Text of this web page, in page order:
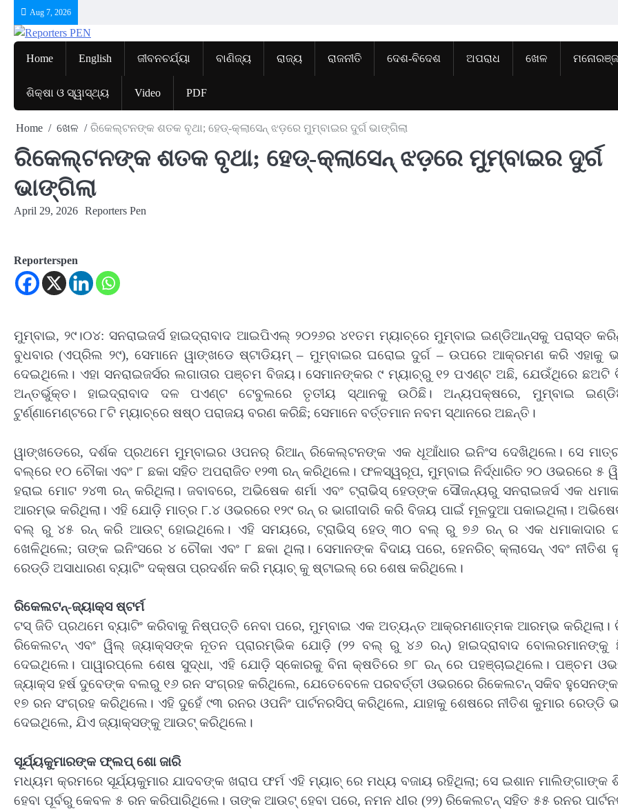
content
Aug 7, 2026
Home English ଜୀବନଚର୍ଯ୍ୟା ବାଣିଜ୍ୟ ରାଜ୍ୟ ରାଜନୀତି ଦେଶ-ବିଦେଶ ଅପରାଧ ଖେଳ
ଶିକ୍ଷା ଓ ସ୍ୱାସ୍ଥ୍ୟ Video PDF
Home ଖେଳ ରିକେଲ୍ଟନଙ୍କ ଶତକ ବୃଥା; ହେଡ୍‌-କ୍ଲାସେନ୍‌ ଝଡ଼ରେ ମୁମ୍ବାଇର ଦୁର୍ଗ ଭାଙ୍ଗିଲା
ରିକେଲ୍ଟନଙ୍କ ଶତକ ବୃଥା; ହେଡ୍‌-କ୍ଲାସେନ୍‌ ଝଡ଼ରେ ମୁମ୍ବାଇର ଦୁର୍ଗ
ଭାଙ୍ଗିଲା
April 29, 2026 Reporters Pen
Reporterspen
ମୁମ୍ବାଇ, ୨୯।୦୪: ସନରାଇଜର୍ସ ହାଇଦ୍ରାବାଦ ଆଇପିଏଲ୍‌ ୨୦୨୬ର ୪୧ତମ ମ୍ୟାଚ୍‌ରେ ମୁମ୍ବାଇ ଇଣ୍ଡିଆନ୍ସକୁ ପରାସ୍ତ
ବୁଧବାର (ଏପ୍ରିଲ ୨୯), ସେମାନେ ୱାଙ୍ଖଡେ ଷ୍ଟାଡିୟମ୍‌ – ମୁମ୍ବାଇର ଘରୋଇ ଦୁର୍ଗ – ଉପରେ ଆକ୍ରମଣ କରି ଏହାକୁ
ଦେଇଥିଲେ। ଏହା ସନରାଇଜର୍ସର ଲଗାତାର ପଞ୍ଚମ ବିଜୟ। ସେମାନଙ୍କର ୯ ମ୍ୟାଚ୍‌ରୁ ୧୨ ପଏଣ୍ଟ ଅଛି, ଯେଉଁଥିରେ ଛଅଟି
ଅନ୍ତର୍ଭୁକ୍ତ। ହାଇଦ୍ରାବାଦ ଦଳ ପଏଣ୍ଟ ଟେବୁଲରେ ତୃତୀୟ ସ୍ଥାନକୁ ଉଠିଛି। ଅନ୍ୟପକ୍ଷରେ, ମୁମ୍ବାଇ
ଟୁର୍ଣ୍ଣାମେଣ୍ଟରେ ୮ଟି ମ୍ୟାଚ୍‌ରେ ଷଷ୍ଠ ପରାଜୟ ବରଣ କରିଛି; ସେମାନେ ବର୍ତ୍ତମାନ ନବମ ସ୍ଥାନରେ ଅଛନ୍ତି।
ୱାଙ୍ଖଡେରେ, ଦର୍ଶକ ପ୍ରଥମେ ମୁମ୍ବାଇର ଓପନର୍‌ ରିଆନ୍‌ ରିକେଲ୍ଟନଙ୍କ ଏକ ଧୂଆଁଧାର ଇନିଂସ ଦେଖିଥିଲେ। ସେ
ବଲ୍‌ରେ ୧୦ ଚୌକା ଏବଂ ୮ ଛକା ସହିତ ଅପରାଜିତ ୧୨୩ ରନ୍‌ କରିଥିଲେ। ଫଳସ୍ୱରୂପ, ମୁମ୍ବାଇ ନିର୍ଦ୍ଧାରିତ ୨୦ ଓଭରରେ ୫
ହରାଇ ମୋଟ ୨୪୩ ରନ୍‌ କରିଥିଲା। ଜବାବରେ, ଅଭିଷେକ ଶର୍ମା ଏବଂ ଟ୍ରାଭିସ୍‌ ହେଡ୍‌ଙ୍କ ସୌଜନ୍ୟରୁ ସନରାଇଜର୍ସ ଏକ
ଆରମ୍ଭ କରିଥିଲା। ଏହି ଯୋଡ଼ି ମାତ୍ର ୮.୪ ଓଭରରେ ୧୨୯ ରନ୍‌ ର ଭାଗୀଦାରି କରି ବିଜୟ ପାଇଁ ମୂଳଦୁଆ ପକାଇଥିଲା।
ବଲ୍‌ ରୁ ୪୫ ରନ୍‌ କରି ଆଉଟ୍‌ ହୋଇଥିଲେ। ଏହି ସମୟରେ, ଟ୍ରାଭିସ୍‌ ହେଡ୍‌ ୩୦ ବଲ୍‌ ରୁ ୭୬ ରନ୍‌ ର ଏକ ଧମାକାଦାର
ଖେଳିଥିଲେ; ତାଙ୍କ ଇନିଂସରେ ୪ ଚୌକା ଏବଂ ୮ ଛକା ଥିଲା। ସେମାନଙ୍କ ବିଦାୟ ପରେ, ହେନରିଚ୍‌ କ୍ଲାସେନ୍‌ ଏବଂ ନୀତିଶ
ରେଡ୍ଡି ଅସାଧାରଣ ବ୍ୟାଟିଂ ଦକ୍ଷତା ପ୍ରଦର୍ଶନ କରି ମ୍ୟାଚ୍‌ କୁ ଷ୍ଟାଇଲ୍‌ ରେ ଶେଷ କରିଥିଲେ।
ରିକେଲଟନ୍‌-ଜ୍ୟାକ୍ସ ଷ୍ଟର୍ମ
ଟସ୍‌ ଜିତି ପ୍ରଥମେ ବ୍ୟାଟିଂ କରିବାକୁ ନିଷ୍ପତ୍ତି ନେବା ପରେ, ମୁମ୍ବାଇ ଏକ ଅତ୍ୟନ୍ତ ଆକ୍ରମଣାତ୍ମକ ଆରମ୍ଭ କରିଥିଲା।
ରିକେଲଟନ୍‌ ଏବଂ ୱିଲ୍‌ ଜ୍ୟାକ୍ସଙ୍କ ନୂତନ ପ୍ରାରମ୍ଭିକ ଯୋଡ଼ି (୨୨ ବଲ୍‌ ରୁ ୪୬ ରନ୍‌) ହାଇଦ୍ରାବାଦ ବୋଲରମାନଙ୍କୁ
ଦେଇଥିଲେ। ପାୱାରପ୍ଲେ ଶେଷ ସୁଦ୍ଧା, ଏହି ଯୋଡ଼ି ସ୍କୋରକୁ ବିନା କ୍ଷତିରେ ୭୮ ରନ୍‌ ରେ ପହଞ୍ଚାଇଥିଲେ। ପଞ୍ଚମ
ଜ୍ୟାକ୍ସ ହର୍ଷ ଦୁବେଙ୍କ ବଲରୁ ୧୬ ରନ ସଂଗ୍ରହ କରିଥିଲେ, ଯେତେବେଳେ ପରବର୍ତ୍ତୀ ଓଭରରେ ରିକେଲଟନ୍‌ ସକିବ ହୁସେନଙ୍କ
୧୭ ରନ ସଂଗ୍ରହ କରିଥିଲେ। ଏହି ଦୁହେଁ ୯୩ ରନର ଓପନିଂ ପାର୍ଟନରସିପ୍‌ କରିଥିଲେ, ଯାହାକୁ ଶେଷରେ ନୀତିଶ କୁମାର ରେଡ୍ଡି
ଦେଇଥିଲେ, ଯିଏ ଜ୍ୟାକ୍ସଙ୍କୁ ଆଉଟ୍‌ କରିଥିଲେ।
ସୂର୍ଯ୍ୟକୁମାରଙ୍କ ଫ୍ଲପ୍‌ ଶୋ ଜାରି
ମଧ୍ୟମ କ୍ରମରେ ସୂର୍ଯ୍ୟକୁମାର ଯାଦବଙ୍କ ଖରାପ ଫର୍ମ ଏହି ମ୍ୟାଚ୍‌ ରେ ମଧ୍ୟ ବଜାୟ ରହିଥିଲା; ସେ ଇଶାନ ମାଲିଙ୍ଗାଙ୍କ
ହେବା ପୂର୍ବରୁ କେବଳ ୫ ରନ କରିପାରିଥିଲେ। ତାଙ୍କ ଆଉଟ୍‌ ହେବା ପରେ, ନମନ ଧୀର (୨୨) ରିକେଲଟନ୍‌ ସହିତ ୫୫ ରନର